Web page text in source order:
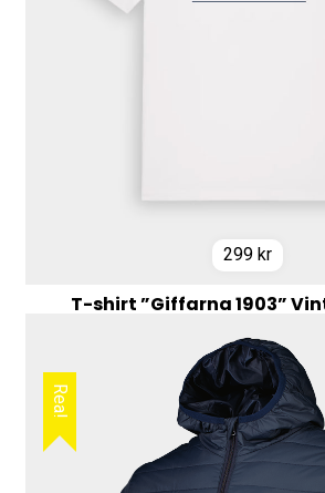
299 kr
T-shirt ”Giffarna 1903”
Rea!